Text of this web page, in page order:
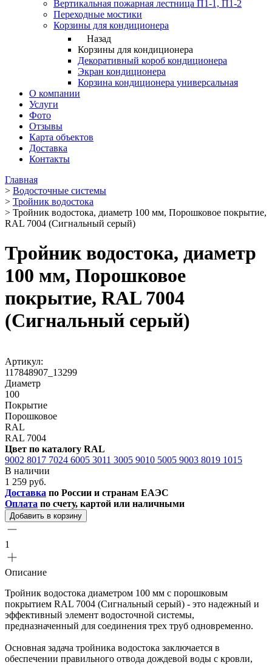
Вертикальная пожарная лестница П1-1, П1-2
Переходные мостики
Корзины для кондиционера
Назад
Корзины для кондиционера
Декоративный короб кондиционера
Экран кондиционера
Корзина кондиционера универсальная
О компании
Услуги
Фото
Отзывы
Карта объектов
Доставка
Контакты
Главная
> Водосточные системы
> Тройник водостока
> Тройник водостока, диаметр 100 мм, Порошковое покрытие,
RAL 7004 (Сигнальный серый)
Тройник водостока, диаметр
100 мм, Порошковое
покрытие, RAL 7004
(Сигнальный серый)
Артикул:
117848907_13299
Диаметр
100
Покрытие
Порошковое
RAL
RAL 7004
Цвет по каталогу RAL
9002 8017 7024 6005 3011 3005 9010 5005 9003 8019 1015
В наличии
1 259 руб.
Доставка по России и странам ЕАЭС
Оплата по счету, картой или наличными
Добавить в корзину
1
Описание
Тройник водостока диаметром 100 мм с порошковым
покрытием RAL 7004 (Сигнальный серый) - это надежный и
эффективный элемент водосточной системы,
предназначенный для соединения трех труб одновременно.
Основная задача тройника водостока заключается в
обеспечении правильного отвода дождевой воды с кровли,